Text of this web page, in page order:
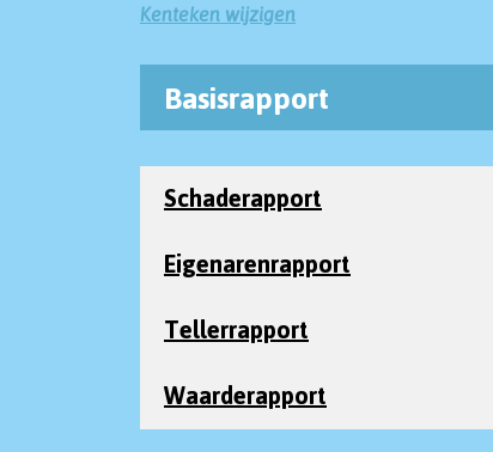
Kenteken wijzigen
Basisrapport
Schaderapport
Eigenarenrapport
Tellerrapport
Waarderapport